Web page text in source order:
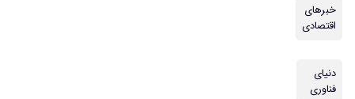
خبرهای
اقتصادی
دنیای
فناوری